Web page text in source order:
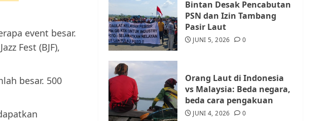
event besar.
Fest (BJF),
besar. 500
4
Audiensi dengan Wali
Kota Batam, Soroti
Aktivitas yang Resahkan
Warga
Tim Advokasi Desak BP
Batam Berhenti
Merampas Tanah Warga
Rempang
Bintan Desak Pencabutan
PSN dan Izin Tambang
Pasir Laut
JUNI 5, 2026 0
Orang Laut di Indonesia
vs Malaysia: Beda negara,
beda cara pengakuan
JUNI 4, 2026 0